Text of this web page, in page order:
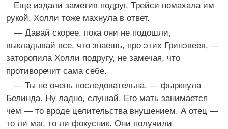
Еще издали заметив подруг, Трейси помахала им
рукой. Холли тоже махнула в ответ.
— Давай скорее, пока они не подошли,
выкладывай все, что знаешь, про этих Гринэвеев, —
заторопила Холли подругу, не замечая, что
противоречит сама себе.
— Ты не очень последовательна, — фыркнула
Белинда. Ну ладно, слушай. Его мать занимается
чем — то вроде целительства внушением. А отец —
то ли маг, то ли фокусник. Они получили